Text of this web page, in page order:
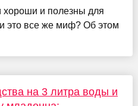
хороши и полезны для
это все же миф? Об этом
на 3 литра воды и